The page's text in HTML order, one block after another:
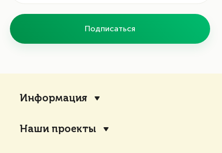
Подписаться
Информация
Наши проекты